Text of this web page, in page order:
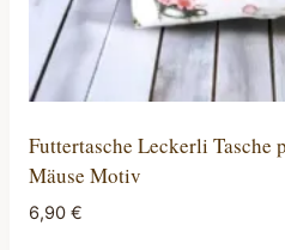
Futtertasche Leckerli Tasche
Mäuse Motiv
6,90 €